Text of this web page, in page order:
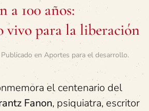
a 100 años:
vivo para la liberación
Publicado en Aportes para el desarrollo.
el centenario del
Fanon, psiquiatra, escritor